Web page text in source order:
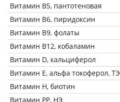
Витамин В5, пантотеновая
Витамин В6, пиридоксин
Витамин В9, фолаты
Витамин В12, кобаламин
Витамин D, кальциферол
Витамин Е, альфа токоферол, ТЭ
Витамин Н, биотин
Витамин РР, НЭ